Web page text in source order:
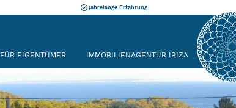
jahrelange Erfahrung
FÜR EIGENTÜMER IMMOBILIENAGENTUR IBIZA